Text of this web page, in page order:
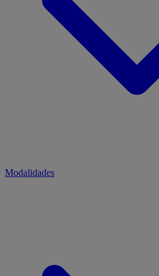
Modalidades